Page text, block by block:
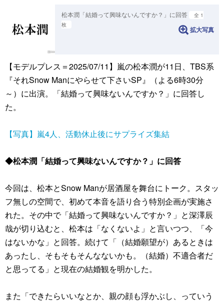
松本潤「結婚って興味ないんですか？」に回答
全 1
枚
拡大写真
【モデルプレス＝2025/07/11】嵐の松本潤が11日、TBS系
『それSnow Manにやらせて下さいSP』（よる6時30分
～）に出演。「結婚って興味ないんですか？」に回答し
た。
【写真】嵐4人、活動休止後にサプライズ集結
◆松本潤「結婚って興味ないんですか？」に回答
今回は、松本とSnow Manが居酒屋を舞台にトーク。スタッ
フ無しの空間で、初めて本音を語り合う特別企画が実施さ
れた。その中で「結婚って興味ないんですか？」と深澤辰
哉が切り込むと、松本は「なくないよ」と言いつつ、「今
はないかな」と回答。続けて「（結婚願望が）あるときは
あったし、そもそもそんなないかも。（結婚）不適合者だ
と思ってる」と現在の結婚観を明かした。
また「できたらいいなとか、親の顔も浮かぶし、っていう